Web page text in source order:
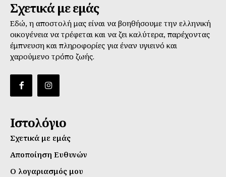
Σχετικά με εμάς
Εδώ, η αποστολή μας είναι να βοηθήσουμε την ελληνική
οικογένεια να τρέφεται και να ζει καλύτερα, παρέχοντας
έμπνευση και πληροφορίες για έναν υγιεινό και
χαρούμενο τρόπο ζωής.
Ιστολόγιο
Σχετικά με εμάς
Αποποίηση Ευθυνών
Ο λογαριασμός μου